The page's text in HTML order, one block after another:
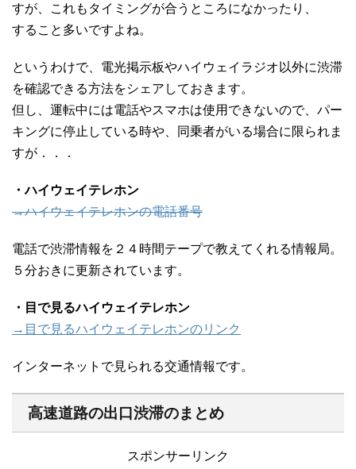
すが、これもタイミングが合うところになかったり、
すること多いですよね。
というわけで、電光掲示板やハイウェイラジオ以外に渋滞
を確認できる方法をシェアしておきます。
但し、運転中には電話やスマホは使用できないので、パー
キングに停止している時や、同乗者がいる場合に限られま
すが．．．
・ハイウェイテレホン
→ハイウェイテレホンの電話番号
電話で渋滞情報を２４時間テープで教えてくれる情報局。
５分おきに更新されています。
・目で見るハイウェイテレホン
→目で見るハイウェイテレホンのリンク
インターネットで見られる交通情報です。
高速道路の出口渋滞のまとめ
スポンサーリンク